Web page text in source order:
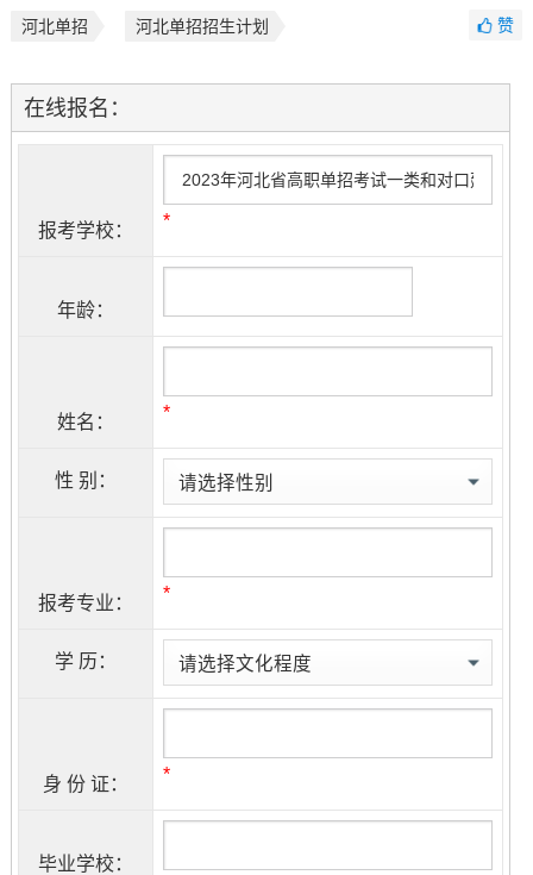
河北单招 河北单招招生计划 赞
在线报名：
报考学校： *
年龄：
姓名： *
性 别：
报考专业： *
学 历：
身 份 证： *
毕业学校：